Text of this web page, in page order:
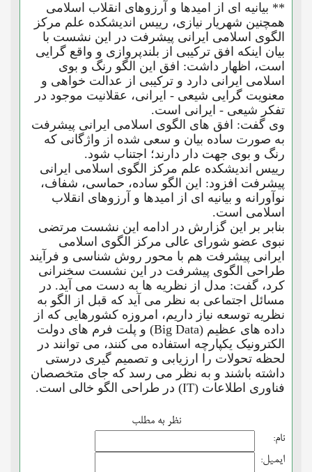
** بیانیه ای از امیدها و آرزوهای انقلاب اسلامی
همچنین شهریار نیازی، رییس اندیشکده علم مرکز
الگوی اسلامی ایرانی پیشرفت در این نشست با
بیان اینکه افق ترکیبی از بلندپروازی و واقع گرایی
است، اظهار داشت: افق این الگو رنگ و بوی
اسلامی ایرانی دارد و ترکیبی از عدالت خواهی و
معنویت گرایی شیعی - ایرانی، عقلانیت موجود در
تفکر شیعی - ایرانی است.
وی گفت: افق های الگوی اسلامی ایرانی پیشرفت
به صورت ساده بیان و سعی شده از واژگانی که
رنگ و بوی جهت دار دارند؛ اجتناب شود.
رییس اندیشکده علم مرکز الگوی اسلامی ایرانی
پیشرفت افزود: این الگو ساده، حماسی، شفاف،
نوآورانه و بیانیه ای از امیدها و آرزوهای انقلاب
اسلامی است.
بنابر بر این گزارش در ادامه این نشست مرتضی
نبوی عضو شورای عالی مرکز الگوی اسلامی
ایرانی پیشرفت هم با محور روش شناسی و فرآیند
طراحی الگوی پیشرفت در این نشست سخنرانی
کرد، گفت: مدل از نظریه ها به دست می آید. در
مسائل اجتماعی به نظر می آید که قبل از الگو به
نظریه توسعه نیاز داریم، امروزه کشورهایی که از
داده های عظیم (Big Data) و پلت فرم های دولت
الکترونیک یکپارچه استفاده می کنند، می توانند در
لحظه تحولات را ارزیابی و تصمیم گیری درستی
داشته باشند و به نظر می رسد که جای متخصصان
فناوری اطلاعات (IT) در طراحی الگو خالی است.
نظر به مطلب
نام:
ایمیل: